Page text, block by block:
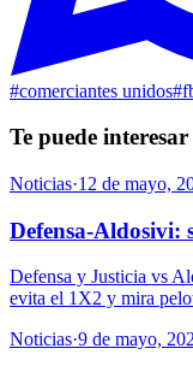
#comerciantes unidos#
Te puede interesar
Noticias·12 de mayo,
Defensa-Aldosivi:
Defensa y Justicia vs
evita el 1X2 y mira
Noticias·9 de mayo,